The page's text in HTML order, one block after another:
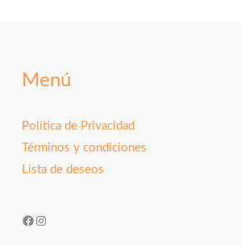
Menú
Política de Privacidad
Términos y condiciones
Lista de deseos
Facebook
Instagram